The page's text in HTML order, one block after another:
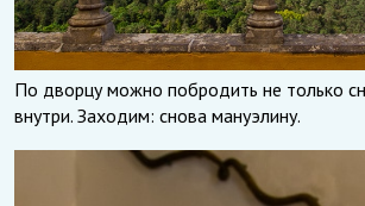
По дворцу можно побродить не только
внутри. Заходим: снова мануэлину.